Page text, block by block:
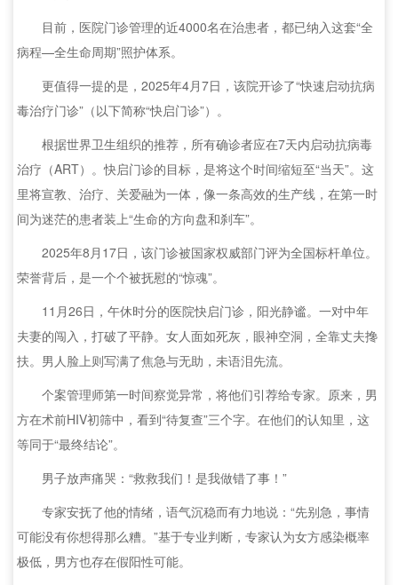
目前，医院门诊管理的近4000名在治患者，都已纳入这套“全
病程—全生命周期”照护体系。
更值得一提的是，2025年4月7日，该院开诊了“快速启动抗病
毒治疗门诊”（以下简称“快启门诊”）。
根据世界卫生组织的推荐，所有确诊者应在7天内启动抗病毒
治疗（ART）。快启门诊的目标，是将这个时间缩短至“当天”。这
里将宣教、治疗、关爱融为一体，像一条高效的生产线，在第一时
间为迷茫的患者装上“生命的方向盘和刹车”。
2025年8月17日，该门诊被国家权威部门评为全国标杆单位。
荣誉背后，是一个个被抚慰的“惊魂”。
11月26日，午休时分的医院快启门诊，阳光静谧。一对中年
夫妻的闯入，打破了平静。女人面如死灰，眼神空洞，全靠丈夫搀
扶。男人脸上则写满了焦急与无助，未语泪先流。
个案管理师第一时间察觉异常，将他们引荐给专家。原来，男
方在术前HIV初筛中，看到“待复查”三个字。在他们的认知里，这
等同于“最终结论”。
男子放声痛哭：“救救我们！是我做错了事！”
专家安抚了他的情绪，语气沉稳而有力地说：“先别急，事情
可能没有你想得那么糟。”基于专业判断，专家认为女方感染概率
极低，男方也存在假阳性可能。